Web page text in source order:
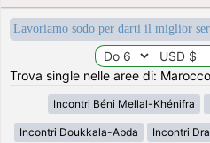
Lavoriamo sodo per darti il miglior
Trova single nelle aree di: Marocco
Incontri Béni Mellal-Khénifra
Incontri Doukkala-Abda Incontri